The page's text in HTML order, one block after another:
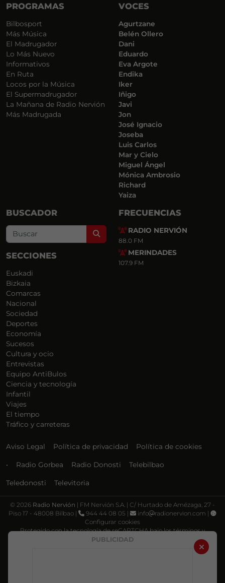
PUBLICIDAD
PROGRAMAS
Bilbosport
Más Música
El Madrugador
Lo Más Nuevo
Informativos
En Ruta
Locos por la Música
El Supermadrugador
La Mañana de Radio Nervión
Más Madrugada
VOCES
Agurtzane
Belén Ollero
Dani
Eduardo
Eva Argote
Endika
Iker
Iñigo
Javi
Jon
José Ignacio
Joseba
Luis Carlos
Mar y Cielo
Miguel Ángel
Mónica Ambrosio
Richard
Yaiza
BUSCADOR
Search
SECCIONES
Euskadi
Bizkaia
Comarcas
Nacional
Sociedad
Deportes
Economía
Sucesos
Cultura y ocio
Entrevistas
Equipo AntiBulos
Ciencia y tecnología
Infantil
Viajes
El tiempo
Tráfico y carreteras
FRECUENCIAS
RADIO NERVIÓN
88.0 FM
MERINDADES
107.9 FM
Aviso Legal Política de privacidad Política de cookies
• Radio Gorbea Radio Donosti Telebilbao
Teledonosti Televitoria
© 2026 Radio Nervión | FM Nervión S.A. | C/ Hurtado de Amézaga, 27 -
Piso 17 - 48008 Bilbao |
944 44 08 05 | info
radionervion.com |
Configurar cookies
Protegido con la tecnología de reCAPTCHA bajo los términos y
Política de privacidad Términos de servicio